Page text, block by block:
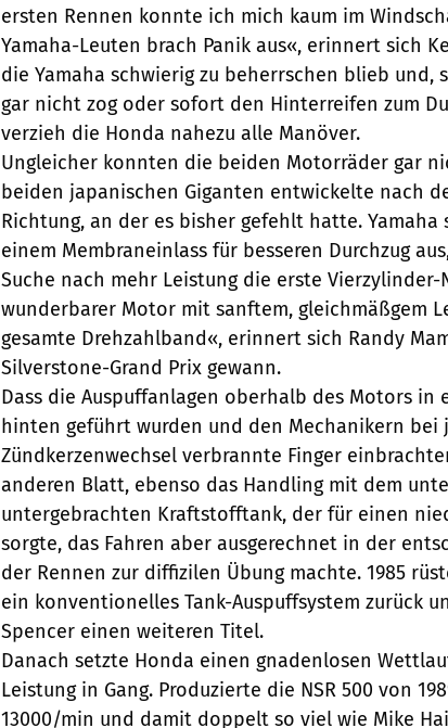
ersten Rennen konnte ich mich kaum im
Yamaha-Leuten brach Panik aus«, erinnert sich
die Yamaha schwierig zu beherrschen blieb und,
gar nicht zog oder sofort den Hinterreifen zum
verzieh die Honda nahezu alle Manöver.
Ungleicher konnten die beiden Motorräder gar
beiden japanischen Giganten entwickelte nach
Richtung, an der es bisher gefehlt hatte. Yamaha
einem Membraneinlass für besseren Durchzug
Suche nach mehr Leistung die erste Vierzylinder-
wunderbarer Motor mit sanftem, gleichmäßgem
gesamte Drehzahlband«, erinnert sich Randy
Silverstone-Grand Prix gewann.
Dass die Auspuffanlagen oberhalb des Motors in
hinten geführt wurden und den Mechanikern bei
Zündkerzenwechsel verbrannte Finger
anderen Blatt, ebenso das Handling mit dem
untergebrachten Kraftstofftank, der für einen
sorgte, das Fahren aber ausgerechnet in der
der Rennen zur diffizilen Übung machte. 1985
ein konventionelles Tank-Auspuffsystem zurück
Spencer einen weiteren Titel.
Danach setzte Honda einen gnadenlosen
Leistung in Gang. Produzierte die NSR 500 von
13000/min und damit doppelt so viel wie Mike